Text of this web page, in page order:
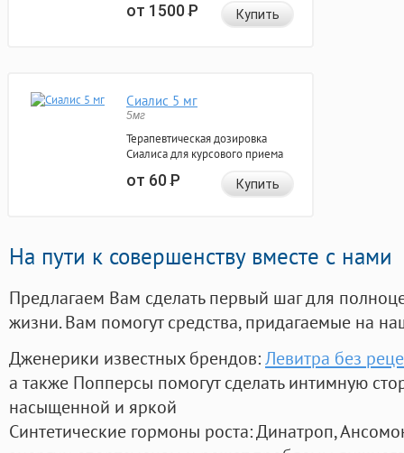
от 1500Р Купить
Сиалис 5 мг
5мг
Терапевтическая дозировка
Сиалиса для курсового приема
от 60Р Купить
На пути к совершенству вместе с нами
Предлагаем Вам сделать первый шаг для
жизни. Вам помогут средства, придагаемые на
Дженерики известных брендов:Левитра без
а также Попперсы помогут сделать интимную
насыщенной и яркой
Синтетические гормоны роста: Динатроп,